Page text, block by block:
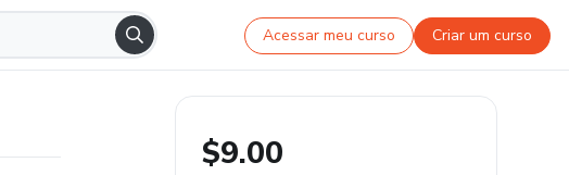
Acessar meu curso Criar um curso
$9.00